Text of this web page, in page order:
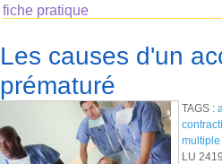
fiche pratique
Les causes d'un
prématuré
TAGS :
multiple
LU